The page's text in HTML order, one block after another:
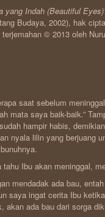
yang Indah (Beautiful
Budaya, 2002), hak
© 2013 oleh
saat sebelum
mata saya baik-baik.”
hampir habis,
nyala lilin yang berjuang
tahu Ibu akan meninggal,
mendadak ada bau,
saya ingat cerita Ibu
akan ada bau dari sorga